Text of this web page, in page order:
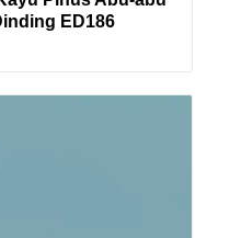
ED186